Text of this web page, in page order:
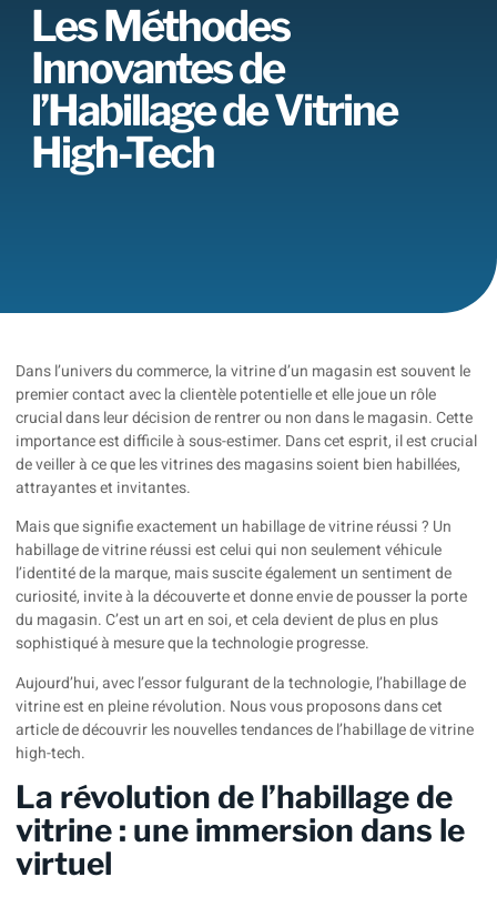
Les Méthodes
Innovantes de
l’Habillage de Vitrine
High-Tech
Dans l’univers du commerce, la vitrine d’un magasin est souvent le
premier contact avec la clientèle potentielle et elle joue un rôle
crucial dans leur décision de rentrer ou non dans le magasin. Cette
importance est difficile à sous-estimer. Dans cet esprit, il est crucial
de veiller à ce que les vitrines des magasins soient bien habillées,
attrayantes et invitantes.
Mais que signifie exactement un habillage de vitrine réussi ? Un
habillage de vitrine réussi est celui qui non seulement véhicule
l’identité de la marque, mais suscite également un sentiment de
curiosité, invite à la découverte et donne envie de pousser la porte
du magasin. C’est un art en soi, et cela devient de plus en plus
sophistiqué à mesure que la technologie progresse.
Aujourd’hui, avec l’essor fulgurant de la technologie, l’habillage de
vitrine est en pleine révolution. Nous vous proposons dans cet
article de découvrir les nouvelles tendances de l’habillage de vitrine
high-tech.
La révolution de l’habillage de
vitrine : une immersion dans le
virtuel